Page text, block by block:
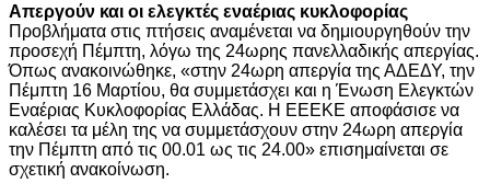
Απεργούν και οι ελεγκτές εναέριας κυκλοφορίας
Προβλήματα στις πτήσεις αναμένεται να δημιουργηθούν την
προσεχή Πέμπτη, λόγω της 24ωρης πανελλαδικής απεργίας.
Όπως ανακοινώθηκε, «στην 24ωρη απεργία της ΑΔΕΔΥ, την
Πέμπτη 16 Μαρτίου, θα συμμετάσχει και η Ένωση Ελεγκτών
Εναέριας Κυκλοφορίας Ελλάδας. Η ΕΕΕΚΕ αποφάσισε να
καλέσει τα μέλη της να συμμετάσχουν στην 24ωρη απεργία
την Πέμπτη από τις 00.01 ως τις 24.00» επισημαίνεται σε
σχετική ανακοίνωση.